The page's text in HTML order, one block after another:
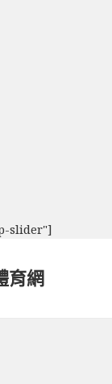
slider"]
育網